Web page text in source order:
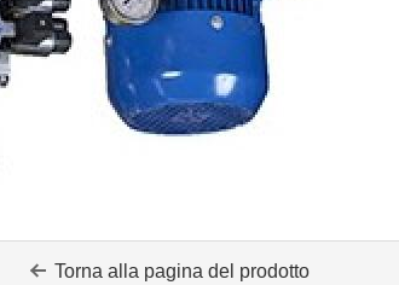
Torna alla pagina del prodotto